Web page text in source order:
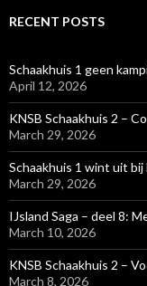
RECENT POSTS
Schaakhuis 1 geen
April 12, 2026
KNSB Schaakhuis 2 –
March 29, 2026
Schaakhuis 1 wint uit bij
March 29, 2026
IJsland Saga – deel 8:
March 10, 2026
KNSB Schaakhuis 2 –
March 8, 2026